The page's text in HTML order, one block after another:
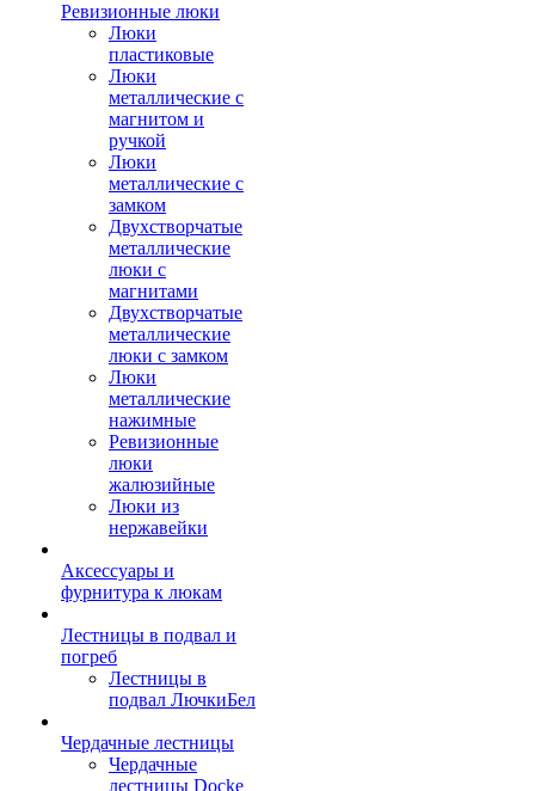
Ревизионные люки
Люки
пластиковые
Люки
металлические с
магнитом и
ручкой
Люки
металлические с
замком
Двухстворчатые
металлические
люки с
магнитами
Двухстворчатые
металлические
люки с замком
Люки
металлические
нажимные
Ревизионные
люки
жалюзийные
Люки из
нержавейки
Аксессуары и
фурнитура к люкам
Лестницы в подвал и
погреб
Лестницы в
подвал ЛючкиБел
Чердачные лестницы
Чердачные
лестницы Docke